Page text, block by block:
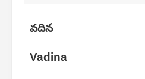
వదిన
Vadina